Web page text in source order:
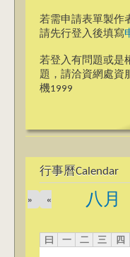
若需申請表單製作
請先行登入後填寫
若登入有問題或是
題，請洽資網處資
機1999
行事曆Calendar
八月
«
»
曰 一 二 三 四